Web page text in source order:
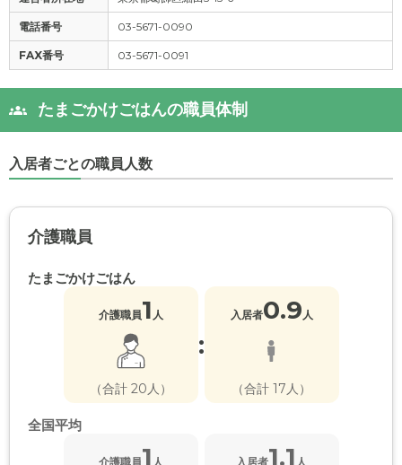
電話番号 03-5671-0090
FAX番号 03-5671-0091
たまごかけごはんの職員体制
入居者ごとの職員人数
介護職員
たまごかけごはん
介護職員1 人
（合計 20人）
:
入居者0.9人
（合計 17人）
全国平均
介護職員1 人 入居者1.1 人